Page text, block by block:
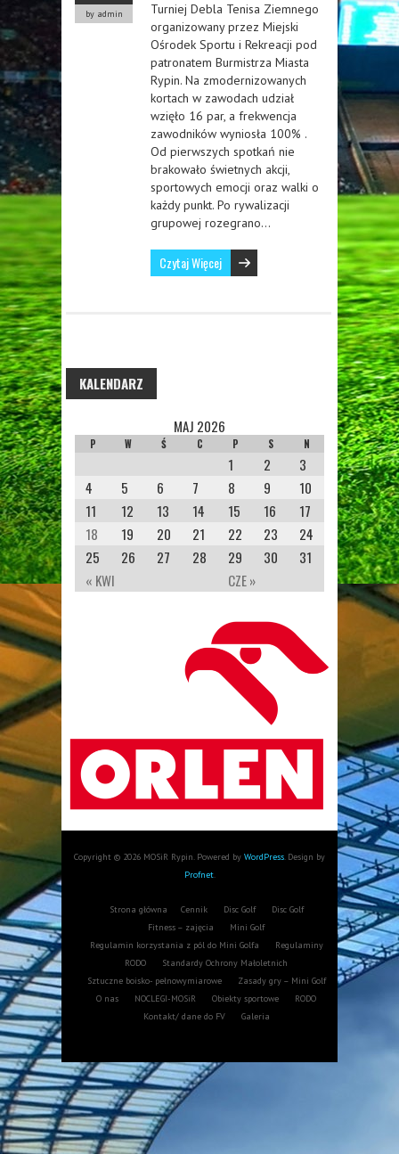
by admin
Turniej Debla Tenisa Ziemnego
organizowany przez Miejski
Ośrodek Sportu i Rekreacji pod
patronatem Burmistrza Miasta
Rypin. Na zmodernizowanych
kortach w zawodach udział
wzięło 16 par, a frekwencja
zawodników wyniosła 100% .
Od pierwszych spotkań nie
brakowało świetnych akcji,
sportowych emocji oraz walki o
każdy punkt. Po rywalizacji
grupowej rozegrano…
Czytaj Więcej
KALENDARZ
MAJ 2026
P W Ś C P S N
« KWI CZE »
1 2
3
4
5 6 7 8 9
10
11
12 13 14 15 16
17
18
19 20 21 22 23
24
25
26 27 28 29 30 31
Copyright © 2026 MOSiR Rypin. Powered by WordPress. Design by
Profnet.
Strona główna Cennik Disc Golf
Disc Golf
Fitness – zajęcia
Mini Golf
Regulamin korzystania z pól do Mini Golfa
Regulaminy
RODO
Standardy Ochrony Małoletnich
Sztuczne boisko- pełnowymiarowe
Zasady gry – Mini Golf
O nas
NOCLEGI-MOSiR Obiekty sportowe
RODO
Kontakt/ dane do FV
Galeria